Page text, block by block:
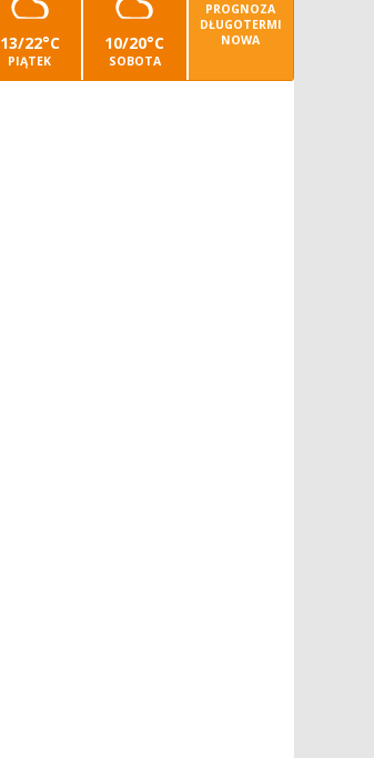
13/22°C
PIĄTEK
10/20°C
SOBOTA
PROGNOZA
DŁUGOTERMI
NOWA